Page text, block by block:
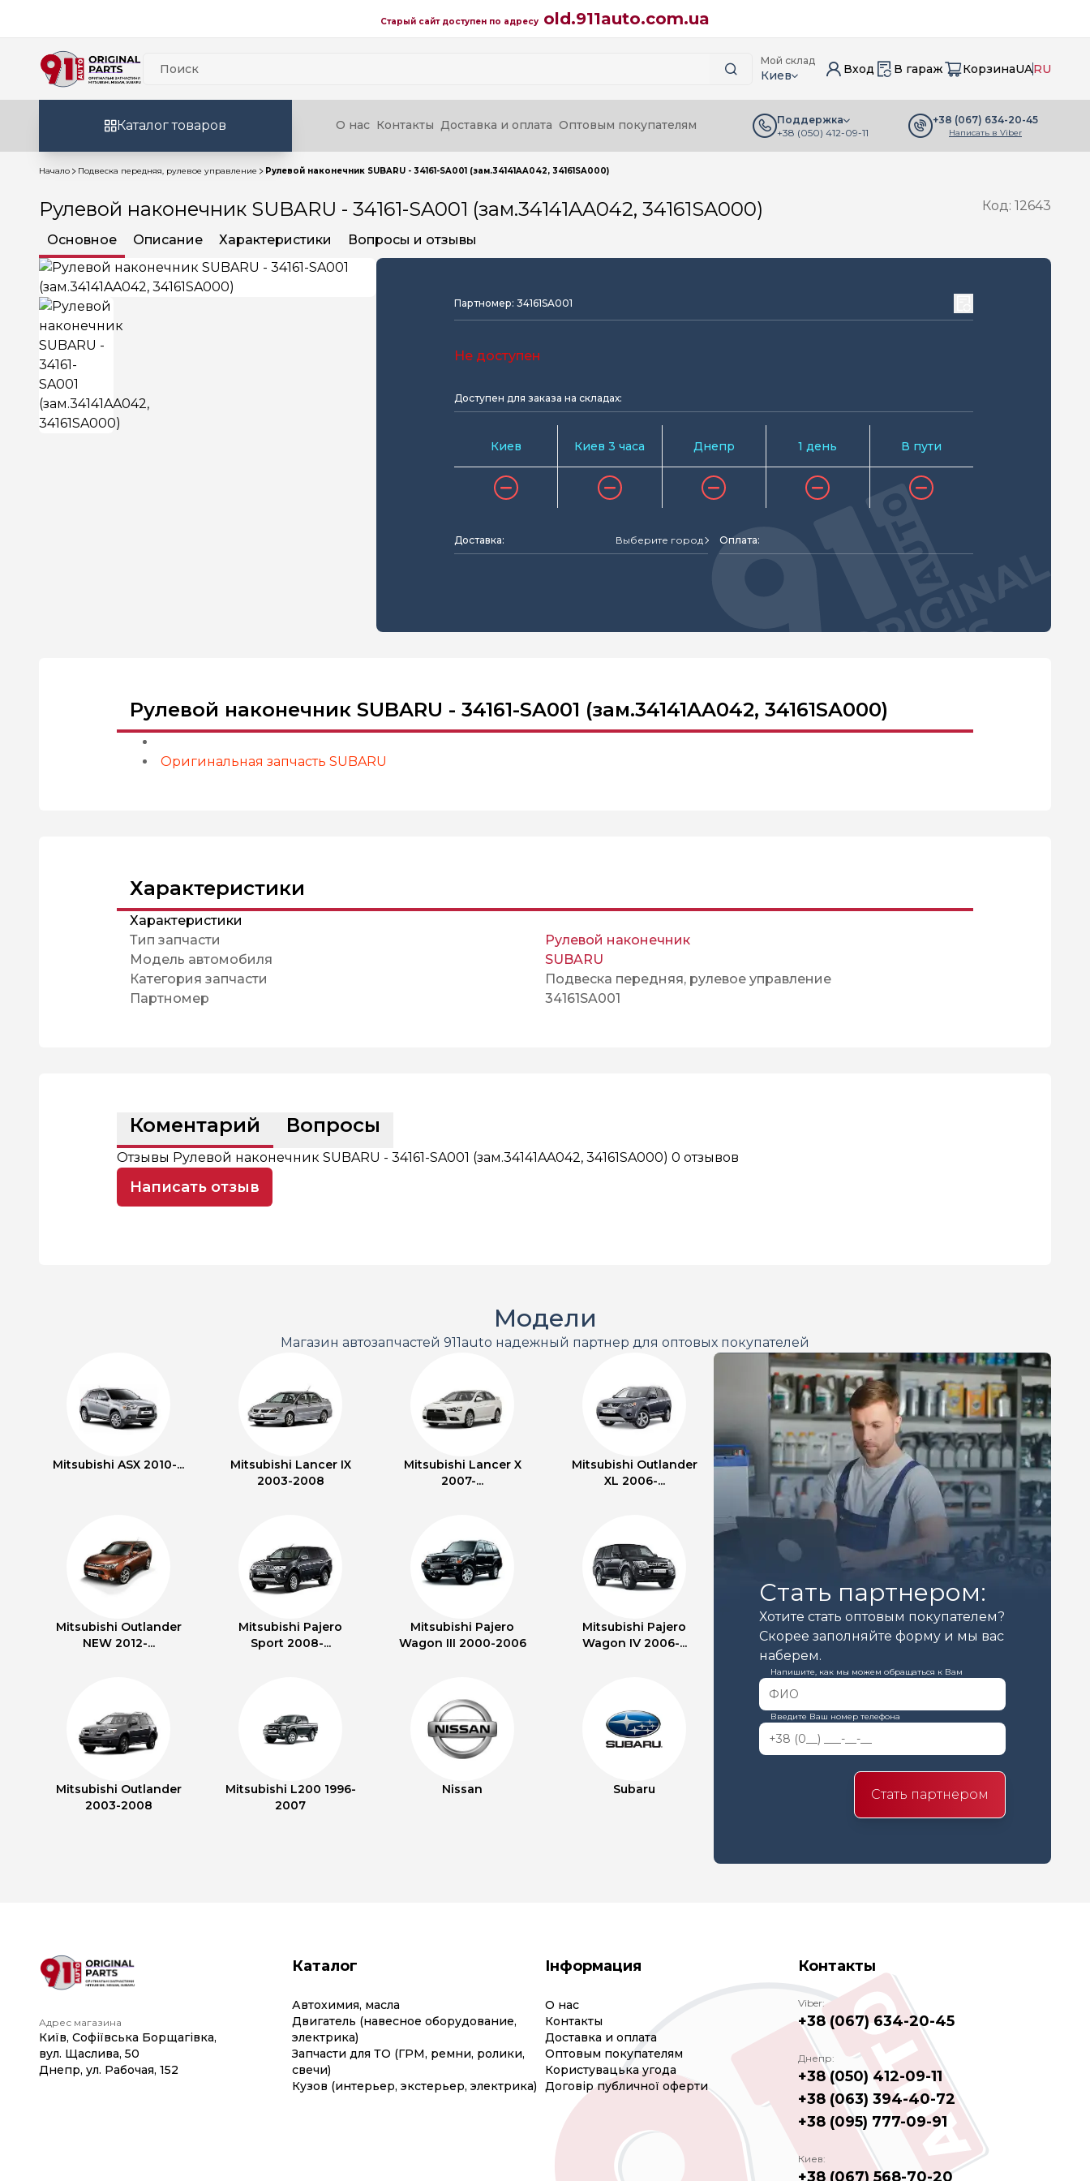
Старый сайт доступен по адресу old.911auto.com.ua
Мой склад
Киев Вход В гараж КорзинаUARU
Каталог товаров О нас Контакты Доставка и оплата Оптовым покупателям
Поддержка
+38 (050) 412-09-11
+38 (067) 634-20-45
Написать в Viber
Начало Подвеска передняя, рулевое управление Рулевой наконечник SUBARU - 34161-SA001 (зам.34141AA042, 34161SA000)
Рулевой наконечник SUBARU - 34161-SA001 (зам.34141AA042, 34161SA000) Код: 12643
Основное Описание Характеристики Вопросы и отзывы
Партномер: 34161SA001
Не доступен
Доступен для заказа на складах:
Киев Киев 3 часа Днепр 1 день В пути
Доставка: Выберите город Оплата:
Рулевой наконечник SUBARU - 34161-SA001 (зам.34141AA042, 34161SA000)
Оригинальная запчасть SUBARU
Характеристики
Характеристики
Тип запчасти
Рулевой наконечник
Модель автомобиля
SUBARU
Категория запчасти
Подвеска передняя, рулевое управление
Партномер
34161SA001
Коментарий Вопросы
Отзывы Рулевой наконечник SUBARU - 34161-SA001 (зам.34141AA042, 34161SA000) 0 отзывов
Написать отзыв
Модели
Магазин автозапчастей 911auto надежный партнер для оптовых покупателей
Mitsubishi ASX 2010-...
Mitsubishi Lancer IX
2003-2008
Mitsubishi Lancer X
2007-...
Mitsubishi Outlander
XL 2006-...
Mitsubishi Outlander
NEW 2012-...
Mitsubishi Pajero
Sport 2008-...
Mitsubishi Pajero
Wagon III 2000-2006
Mitsubishi Pajero
Wagon IV 2006-...
Mitsubishi Outlander
2003-2008
Mitsubishi L200 1996-
2007
Nissan Subaru
Стать партнером:
Хотите стать оптовым покупателем?
Скорее заполняйте форму и мы вас
наберем.
Напишите, как мы можем обращаться к Вам
Введите Ваш номер телефона
Стать партнером
Адрес магазина
Київ, Софіївська Борщагівка,
вул. Щаслива, 50
Днепр, ул. Рабочая, 152
Каталог
Автохимия, масла
Двигатель (навесное оборудование,
электрика)
Запчасти для ТО (ГРМ, ремни, ролики,
свечи)
Кузов (интерьер, экстерьер, электрика)
Інформация
О нас
Контакты
Доставка и оплата
Оптовым покупателям
Користувацька угода
Договір публичної оферти
Контакты
Viber:
+38 (067) 634-20-45
Днепр:
+38 (050) 412-09-11
+38 (063) 394-40-72
+38 (095) 777-09-91
Киев:
+38 (067) 568-70-20